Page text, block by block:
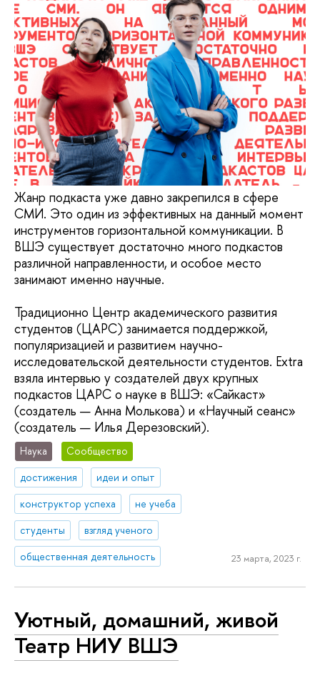
Жанр подкаста уже давно закрепился в сфере
СМИ. Это один из эффективных на данный момент
инструментов горизонтальной коммуникации. В
ВШЭ существует достаточно много подкастов
различной направленности, и особое место
занимают именно научные.
Традиционно Центр академического развития
студентов (ЦАРС) занимается поддержкой,
популяризацией и развитием научно-
исследовательской деятельности студентов. Extra
взяла интервью у создателей двух крупных
подкастов ЦАРС о науке в ВШЭ: «Сайкаст»
(создатель — Анна Молькова) и «Научный сеанс»
(создатель — Илья Дерезовский).
Наука
Сообщество
достижения
идеи и опыт
конструктор успеха
не учеба
студенты
взгляд ученого
общественная деятельность
23 марта, 2023 г.
Уютный, домашний, живой
Театр НИУ ВШЭ